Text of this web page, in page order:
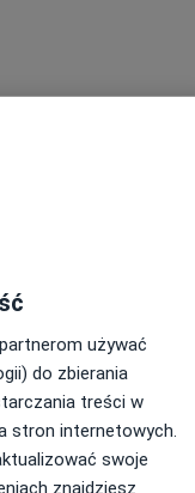
mail, którym się
używać
do zbierania
treści w
stron internetowych.
swoje
znajdziesz